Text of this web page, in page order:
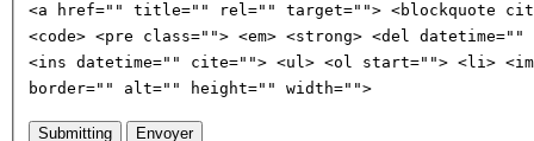
<a href="" title="" rel="" target=""> <blockquote
<code> <pre class=""> <em> <strong> <del
<ins datetime="" cite=""> <ul> <ol start=""> <li>
border="" alt="" height="" width="">
Submitting Envoyer